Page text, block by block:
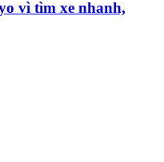
vì tìm xe nhanh,